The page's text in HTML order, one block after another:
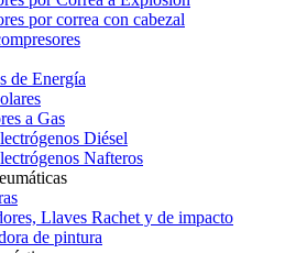
por correa con cabezal
de Energía
a Gas
Diésel
Nafteros
Llaves Rachet y de impacto
de pintura